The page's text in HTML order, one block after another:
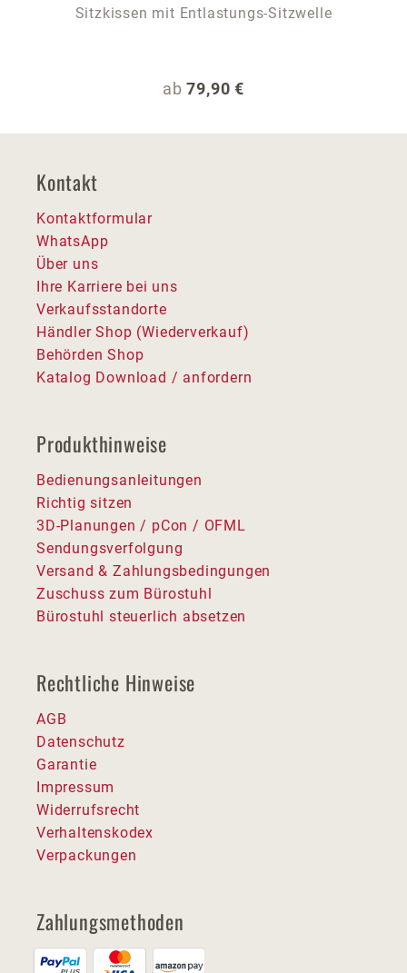
Sitzkissen mit Entlastungs-Sitzwelle
Regulärer Preis:
ab79,90 €
Kontakt
Kontaktformular
WhatsApp
Über uns
Ihre Karriere bei uns
Verkaufsstandorte
Händler Shop (Wiederverkauf)
Behörden Shop
Katalog Download / anfordern
Produkthinweise
Bedienungsanleitungen
Richtig sitzen
3D-Planungen / pCon / OFML
Sendungsverfolgung
Versand & Zahlungsbedingungen
Zuschuss zum Bürostuhl
Bürostuhl steuerlich absetzen
Rechtliche Hinweise
AGB
Datenschutz
Garantie
Impressum
Widerrufsrecht
Verhaltenskodex
Verpackungen
Zahlungsmethoden